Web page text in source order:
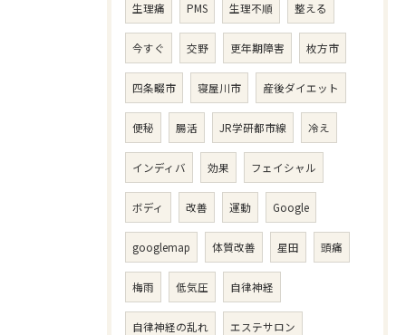
生理痛 PMS 生理不順 整える
今すぐ 交野 更年期障害 枚方市
四条畷市 寝屋川市 産後ダイエット
便秘 腸活 JR学研都市線 冷え
インディバ 効果 フェイシャル
ボディ 改善 運動 Google
googlemap 体質改善 星田 頭痛
梅雨 低気圧 自律神経
自律神経の乱れ エステサロン